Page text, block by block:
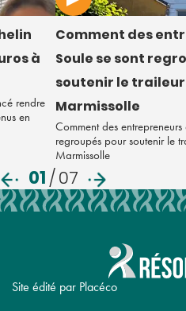
à
rendre
en
Comment des
Soule se sont
soutenir le
Marmissolle
Comment des
regroupés pour soutenir le
Marmissolle
01/07
Site édité par Placéco